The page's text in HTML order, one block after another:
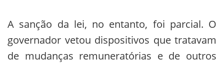
A sanção da lei, no entanto, foi parcial. O
governador vetou dispositivos que tratavam
de mudanças remuneratórias e de outros